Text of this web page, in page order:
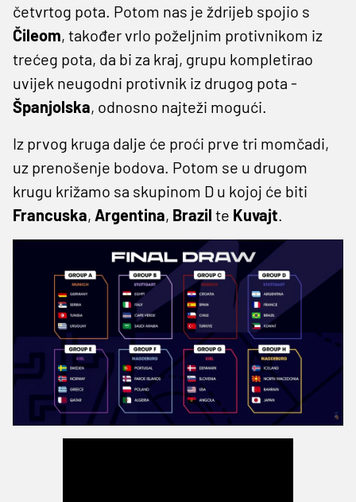
četvrtog pota. Potom nas je ždrijeb spojio s
Čileom, također vrlo poželjnim protivnikom iz
trećeg pota, da bi za kraj, grupu kompletirao
uvijek neugodni protivnik iz drugog pota -
Španjolska, odnosno najteži mogući.
Iz prvog kruga dalje će proći prve tri momčadi,
uz prenošenje bodova. Potom se u drugom
krugu križamo sa skupinom D u kojoj će biti
Francuska, Argentina, Brazil te Kuvajt.